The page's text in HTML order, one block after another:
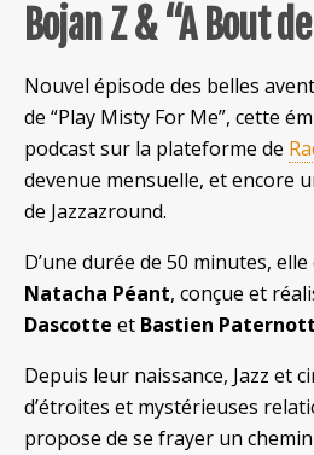
Bojan Z & “A Bout
Nouvel épisode des belles
de “Play Misty For Me”, cette
podcast sur la plateforme de
devenue mensuelle, et encore
de Jazzazround.
D’une durée de 50 minutes,
Natacha Péant, conçue et
Dascotte et Bastien
Depuis leur naissance, Jazz et
d’étroites et mystérieuses
propose de se frayer un